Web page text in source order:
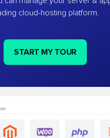
cloud-hosting platform.
START MY TOUR